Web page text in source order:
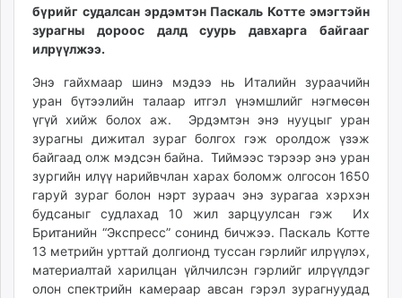
zuv.mn
mminfo.mn
urlag.mn
unen.mn
asu.mn
shudarga.mn
shuurhai.mn
unuudur.mn
isee.mn
mglradio.com
fact.mn
itoim.mn
бүрийг судалсан эрдэмтэн Паскаль Котте эмэгтэйн
зурагны дороос далд суурь давхарга байгааг
илрүүлжээ.
Энэ гайхмаар шинэ мэдээ нь Италийн зураачийн
уран бүтээлийн талаар итгэл үнэмшлийг нэгмөсөн
үгүй хийж болох аж. Эрдэмтэн энэ нууцыг уран
зурагны дижитал зураг болгох гэж оролдож үзэж
байгаад олж мэдсэн байна. Тиймээс тэрээр энэ уран
зургийн илүү нарийвчлан харах боломж олгосон 1650
гаруй зураг болон нэрт зураач энэ зурагаа хэрхэн
будсаныг судлахад 10 жил зарцуулсан гэж Их
Британийн “Экспресс” сонинд бичжээ. Паскаль Котте
13 метрийн урттай долгионд туссан гэрлийг илрүүлэх,
материалтай харилцан үйлчилсэн гэрлийг илрүүлдэг
олон спектрийн камераар авсан гэрэл зурагнуудад